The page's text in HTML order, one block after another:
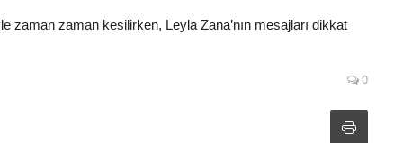
zaman zaman kesilirken, Leyla Zana’nın mesajları dikkat
0